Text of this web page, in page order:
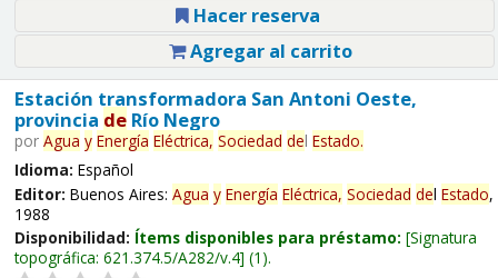
Hacer reserva
Agregar al carrito
Estación transformadora San Antoni Oeste,
provincia deRío Negro
por Agua y Energía Eléctrica, Sociedad del Estado.
Idioma: Español
Editor: Buenos Aires: Agua y Energía Eléctrica, Sociedad del Estado,
1988
Disponibilidad: Ítems disponibles para préstamo: Signatura
topográfica: 621.374.5/A282/v.4 (1).